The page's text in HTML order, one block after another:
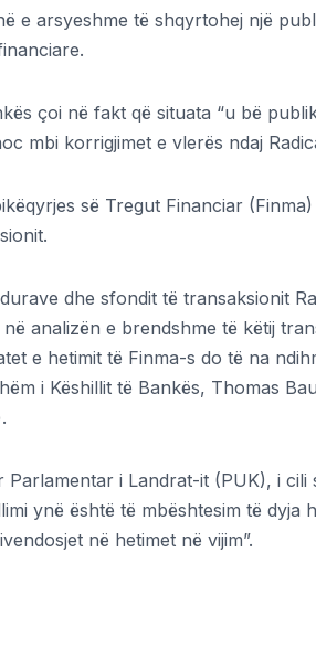
e arsyeshme të shqyrtohej një
çoi në fakt që situata “u bë
mbi korrigjimet e vlerës ndaj
së Tregut Financiar
dhe sfondit të transaksionit
analizën e brendshme të këtij
e hetimit të Finma-s do të na
i Këshillit të Bankës, Thomas
Parlamentar i Landrat-it (PUK), i
ynë është të mbështesim të dyja
në hetimet në vijim”.